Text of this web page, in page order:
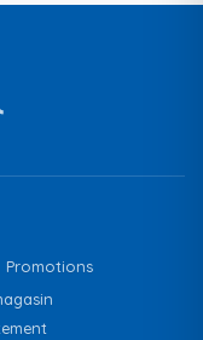
Promotions